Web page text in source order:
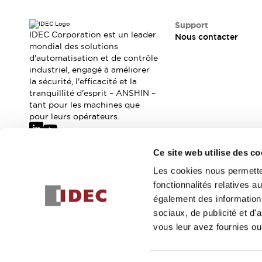
Ce site web utilise des
Les cookies nous
fonctionnalités relatives
également des
sociaux, de publicité et
vous leur avez fournies
Distributeurs en ligne
IDEC Corporation est un leader
mondial des solutions
d'automatisation et de contrôle
industriel, engagé à améliorer
la sécurité, l'efficacité et la
tranquillité d'esprit – ANSHIN –
tant pour les machines que
pour leurs opérateurs.
Support
Nous contacter
Inscrivez-
Politique de confidentialité